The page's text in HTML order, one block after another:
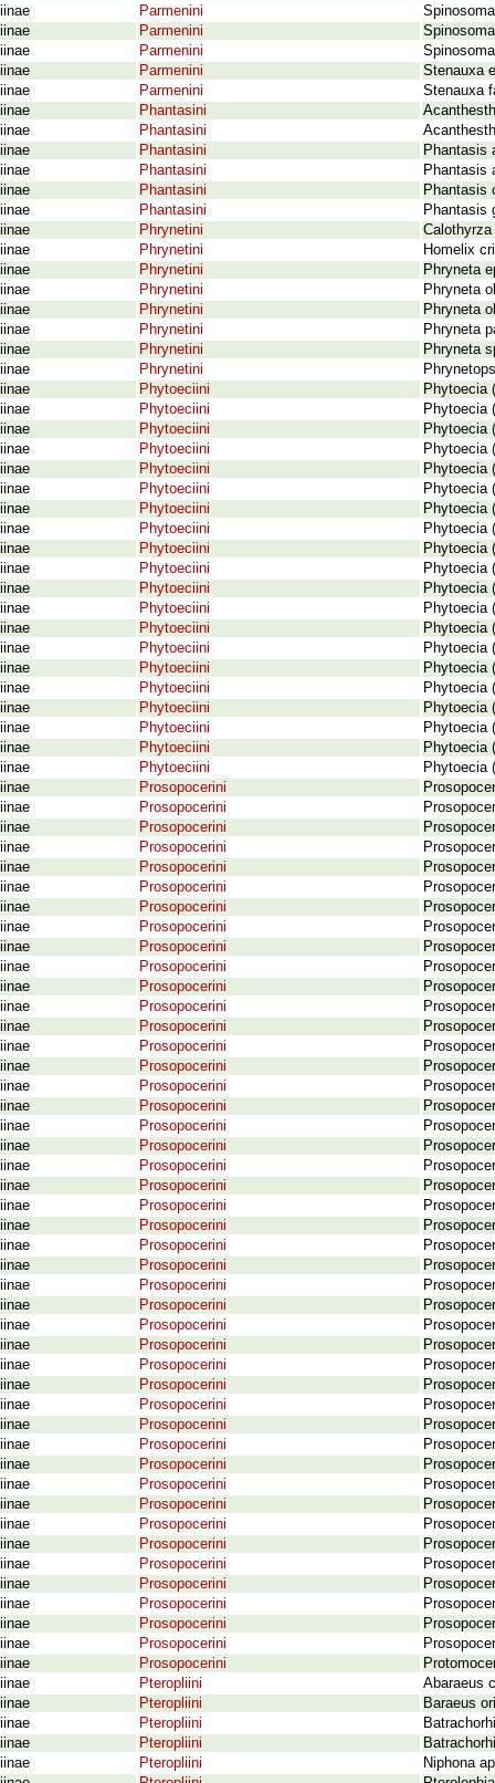
Parmenini
Parmenini
Parmenini
Parmenini
Stenauxa
Parmenini
Stenauxa
Phantasini
Phantasini
Phantasini
Phantasis
Phantasini
Phantasis
Phantasini
Phantasis
Phantasini
Phantasis
Phrynetini
Phrynetini
Homelix
Phrynetini
Phryneta
Phrynetini
Phryneta
Phrynetini
Phryneta
Phrynetini
Phryneta
Phrynetini
Phryneta
Phrynetini
Phytoeciini
Phytoecia
Phytoeciini
Phytoecia
Phytoeciini
Phytoecia
Phytoeciini
Phytoecia
Phytoeciini
Phytoecia
Phytoeciini
Phytoecia
Phytoeciini
Phytoecia
Phytoeciini
Phytoecia
Phytoeciini
Phytoecia
Phytoeciini
Phytoecia
Phytoeciini
Phytoecia
Phytoeciini
Phytoecia
Phytoeciini
Phytoecia
Phytoeciini
Phytoecia
Phytoeciini
Phytoecia
Phytoeciini
Phytoecia
Phytoeciini
Phytoecia
Phytoeciini
Phytoecia
Phytoeciini
Phytoecia
Phytoeciini
Phytoecia
Prosopocerini
Prosopocerini
Prosopocerini
Prosopocerini
Prosopocerini
Prosopocerini
Prosopocerini
Prosopocerini
Prosopocerini
Prosopocerini
Prosopocerini
Prosopocerini
Prosopocerini
Prosopocerini
Prosopocerini
Prosopocerini
Prosopocerini
Prosopocerini
Prosopocerini
Prosopocerini
Prosopocerini
Prosopocerini
Prosopocerini
Prosopocerini
Prosopocerini
Prosopocerini
Prosopocerini
Prosopocerini
Prosopocerini
Prosopocerini
Prosopocerini
Prosopocerini
Prosopocerini
Prosopocerini
Prosopocerini
Prosopocerini
Prosopocerini
Prosopocerini
Prosopocerini
Prosopocerini
Prosopocerini
Prosopocerini
Prosopocerini
Prosopocerini
Prosopocerini
Pteropliini
Abaraeus
Pteropliini
Baraeus
Pteropliini
Pteropliini
Pteropliini
Niphona